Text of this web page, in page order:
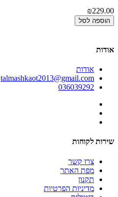
₪229.00
הוספה לסל
אודות
אודות
talmashkaot2013@gmail.com
036039292
שירות לקוחות
צרו קשר
מפת האתר
תקנון
מדיניות הפרטיות